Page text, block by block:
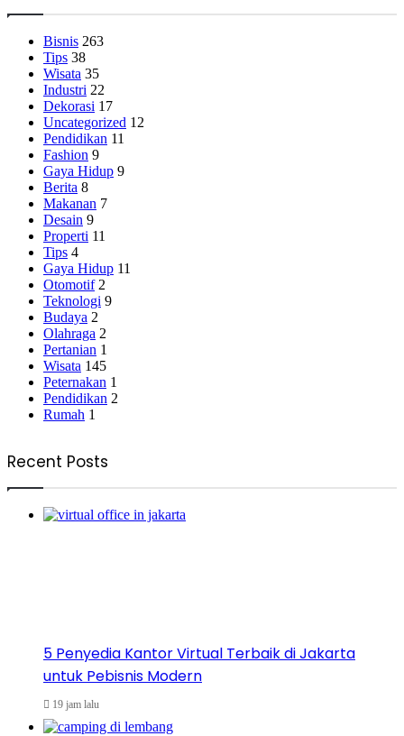
Bisnis 263
Tips 38
Wisata 35
Industri 22
Dekorasi 17
Uncategorized 12
Pendidikan 11
Fashion 9
Gaya Hidup 9
Berita 8
Makanan 7
Desain 9
Properti 11
Tips 4
Gaya Hidup 11
Otomotif 2
Teknologi 9
Budaya 2
Olahraga 2
Pertanian 1
Wisata 145
Peternakan 1
Pendidikan 2
Rumah 1
Recent Posts
5 Penyedia Kantor Virtual Terbaik di Jakarta
untuk Pebisnis Modern
19 jam lalu